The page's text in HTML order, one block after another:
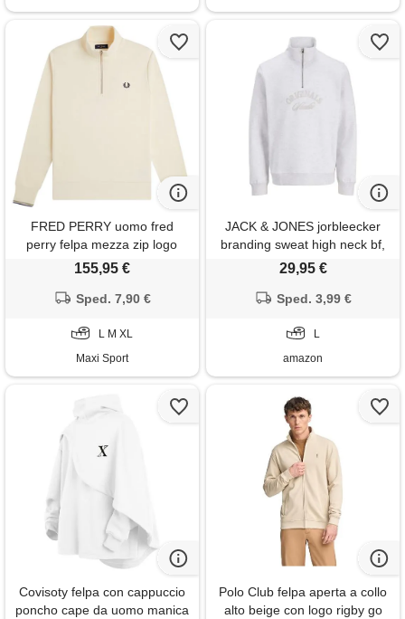
FRED PERRY uomo fred
perry felpa mezza zip logo
155,95 €
Sped. 7,90 €
L M XL
Maxi Sport
JACK & JONES jorbleecker
branding sweat high neck bf,
bianco brillante, l per uomo
29,95 €
Sped. 3,99 €
L
amazon
Covisoty felpa con cappuccio
poncho cape da uomo manica
Polo Club felpa aperta a collo
alto beige con logo rigby go